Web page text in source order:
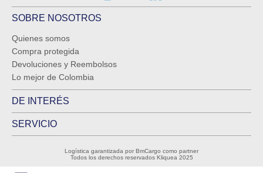
SOBRE NOSOTROS
Quienes somos
Compra protegida
Devoluciones y Reembolsos
Lo mejor de Colombia
DE INTERÉS
SERVICIO
Logística garantizada por BmCargo como partner
Todos los derechos reservados Kliquea 2025